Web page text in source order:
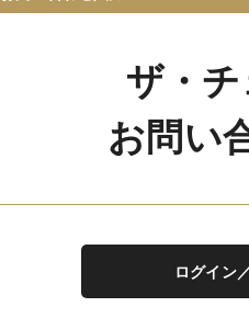
ザ・
お問い
ログイン